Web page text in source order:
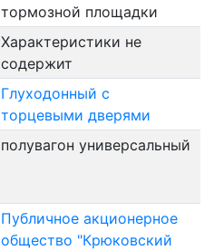
тормозной площадки
Характеристики не
содержит
Глуходонный с
торцевыми дверями
полувагон универсальный
Публичное акционерное
общество "Крюковский